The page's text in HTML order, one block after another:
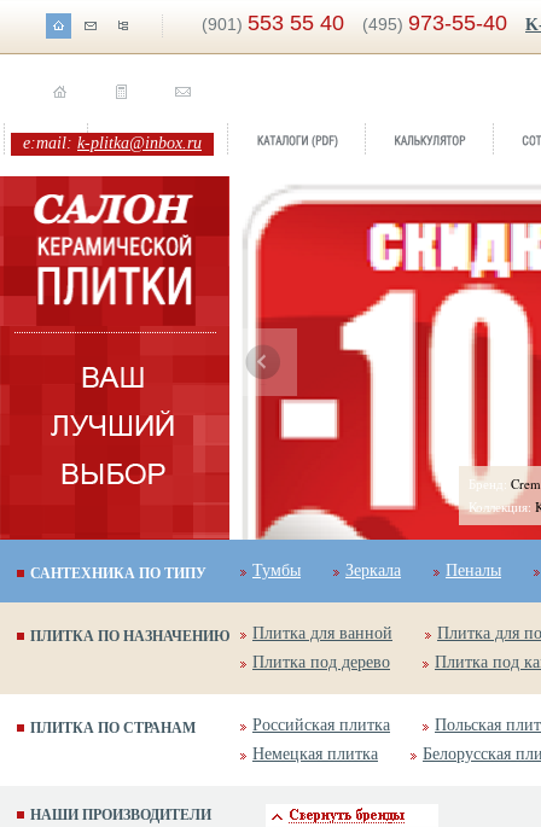
(901) 553 55 40 (495) 973-55-40
e:mail: k-plitka@inbox.ru
Crema Marfil -10%
Бренд:
Коллекция:
САНТЕХНИКА ПО ТИПУ Тумбы Зеркала Пеналы
ПЛИТКА ПО НАЗНАЧЕНИЮ Плитка для ванной
Плитка для
Плитка под дерево
Плитка под
ПЛИТКА ПО СТРАНАМ Российская плитка
Польская
Немецкая плитка
Белорусская
НАШИ ПРОИЗВОДИТЕЛИ